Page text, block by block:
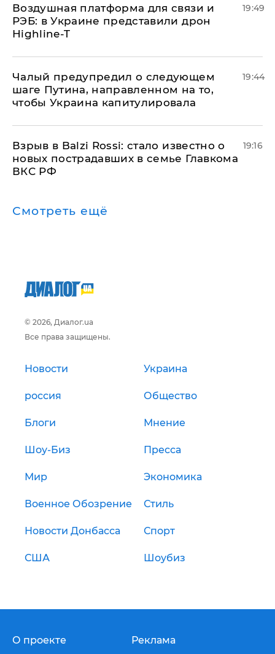
Воздушная платформа для связи и
РЭБ: в Украине представили дрон
Highline-T
19:49
Чалый предупредил о следующем
шаге Путина, направленном на то,
чтобы Украина капитулировала
19:44
Взрыв в Balzi Rossi: стало известно о
новых пострадавших в семье Главкома
ВКС РФ
19:16
Смотреть ещё
© 2026, Диалог.ua
Все права защищены.
Новости Украина
россия Общество
Блоги Мнение
Шоу-Биз Пресса
Мир Экономика
Военное Обозрение Стиль
Новости Донбасса Спорт
США Шоубиз
О проекте Реклама